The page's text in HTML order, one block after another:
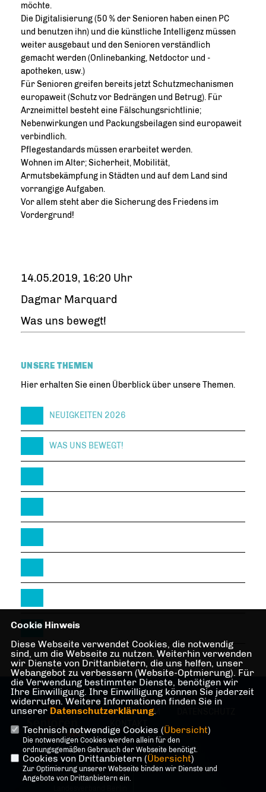
möchte.
Die Digitalisierung (50 % der Senioren haben einen PC
und benutzen ihn) und die künstliche Intelligenz müssen
weiter ausgebaut und den Senioren verständlich
gemacht werden (Onlinebanking, Netdoctor und -
apotheken, usw.)
Für Senioren greifen bereits jetzt Schutzmechanismen
europaweit (Schutz vor Bedrängen und Betrug). Für
Arzneimittel besteht eine Fälschungsrichtlinie;
Nebenwirkungen und Packungsbeilagen sind europaweit
verbindlich.
Pflegestandards müssen erarbeitet werden.
Wohnen im Alter; Sicherheit, Mobilität,
Armutsbekämpfung in Städten und auf dem Land sind
vorrangige Aufgaben.
Vor allem steht aber die Sicherung des Friedens im
Vordergrund!
14.05.2019, 16:20 Uhr
Dagmar Marquard
Was uns bewegt!
UNSERE THEMEN
Hier erhalten Sie einen Überblick über unsere Themen.
NEUIGKEITEN 2026
WAS UNS BEWEGT!
IMPRESSUM
@2026 Senioren Union der CDU
Cookie Hinweis
Diese Webseite verwendet Cookies, die notwendig
sind, um die Webseite zu nutzen. Weiterhin verwenden
wir Dienste von Drittanbietern, die uns helfen, unser
Webangebot zu verbessern (Website-Optmierung). Für
die Verwendung bestimmter Dienste, benötigen wir
Ihre Einwilligung. Ihre Einwilligung können Sie jederzeit
widerrufen. Weitere Informationen finden Sie in
unserer Datenschutzerklärung.
Technisch notwendige Cookies (Übersicht)
Die notwendigen Cookies werden allein für den
ordnungsgemäßen Gebrauch der Webseite benötigt.
Cookies von Drittanbietern (Übersicht)
Zur Optimierung unserer Webseite binden wir Dienste und
Angebote von Drittanbietern ein.